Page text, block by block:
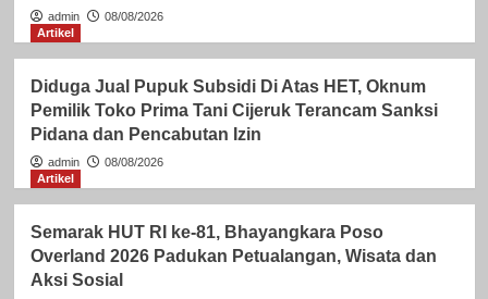
admin
08/08/2026
Artikel
Diduga Jual Pupuk Subsidi Di Atas HET, Oknum
Pemilik Toko Prima Tani Cijeruk Terancam Sanksi
Pidana dan Pencabutan Izin
admin
08/08/2026
Artikel
Semarak HUT RI ke-81, Bhayangkara Poso
Overland 2026 Padukan Petualangan, Wisata dan
Aksi Sosial